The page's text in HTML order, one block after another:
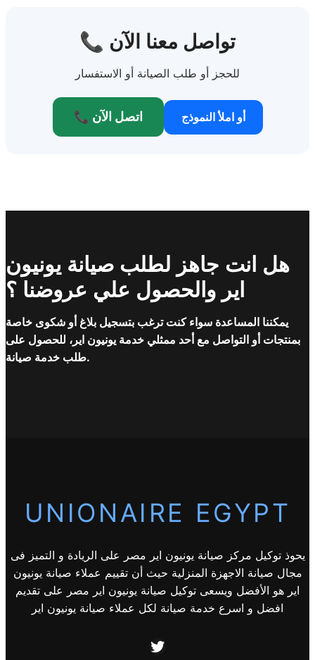
📞 تواصل معنا الآن
للحجز أو طلب الصيانة أو الاستفسار
📞 اتصل الآن أو املأ النموذج
هل انت جاهز لطلب صيانة يونيون
اير والحصول علي عروضنا ؟
يمكننا المساعدة سواء كنت ترغب بتسجيل بلاغ أو شكوى خاصة
بمنتجات أو التواصل مع أحد ممثلي خدمة يونيون اير، للحصول على
طلب خدمة صيانة.
UNIONAIRE EGYPT
يحوذ توكيل مركز صيانة يونيون اير مصر على الريادة و التميز فى
مجال صيانة الاجهزة المنزلية حيث أن تقييم عملاء صيانة يونيون
اير هو الأفضل ويسعى توكيل صيانة يونيون اير مصر على تقديم
افضل و اسرع خدمة صيانة لكل عملاء صيانة يونيون اير
Twitter